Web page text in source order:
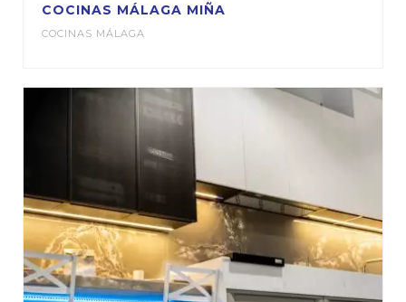
COCINAS MÁLAGA MIÑA
COCINAS MÁLAGA